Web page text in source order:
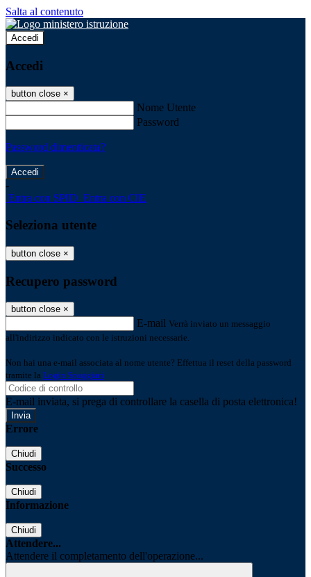
Salta al contenuto
Accedi
Accedi
button close ×
Nome Utente
Password
Password dimenticata?
-
Entra con SPID Entra con CIE
Seleziona utente
button close ×
Recupero password
button close ×
E-mail Verrà inviato un messaggio
all'indirizzo indicato con le istruzioni necessarie.
Non hai una e-mail associata al nome utente? Effettua il reset della password
tramite la Login Spaggiari
E-mail inviata, si prega di controllare la casella di posta elettronica!
Errore
Chiudi
Successo
Chiudi
Informazione
Chiudi
Attendere...
Attendere il completamento dell'operazione...